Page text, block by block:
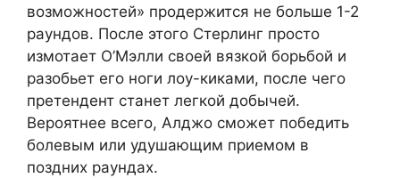
возможностей» продержится не больше 1-2
раундов. После этого Стерлинг просто
измотает О’Мэлли своей вязкой борьбой и
разобьет его ноги лоу-киками, после чего
претендент станет легкой добычей.
Вероятнее всего, Алджо сможет победить
болевым или удушающим приемом в
поздних раундах.